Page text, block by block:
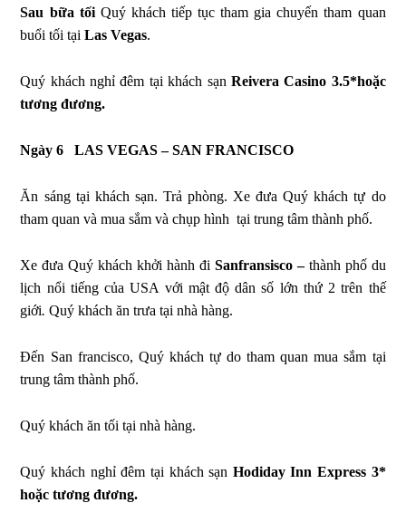
Sau bữa tốiQuý khách tiếp tục tham gia chuyến tham quan
buổi tối tạiLas Vegas.
Quý khách nghỉ đêm tại khách sạn Reivera Casino 3.5*hoặc
tương đương.
Ngày 6LAS VEGAS – SAN FRANCISCO
Ăn sáng tại khách sạn. Trả phòng. Xe đưa Quý khách tự do
tham quan và mua sắm và chụp hình tại trung tâm thành phố.
Xe đưa Quý khách khởi hành đi Sanfransisco – thành phố du
lịch nổi tiếng của USA với mật độ dân số lớn thứ 2 trên thế
giới. Quý khách ăn trưa tại nhà hàng.
Đến San francisco, Quý khách tự do tham quan mua sắm tại
trung tâm thành phố.
Quý khách ăn tối tại nhà hàng.
Quý khách nghỉ đêm tại khách sạn Hodiday Inn Express 3*
hoặc tương đương.